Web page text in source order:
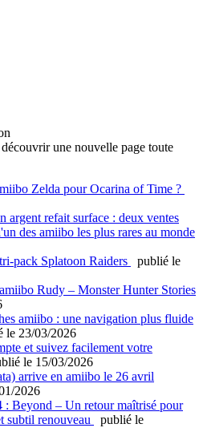
une nouvelle page toute
Zelda pour Ocarina of Time ?
argent refait surface : deux ventes
des amiibo les plus rares au monde
pack Splatoon Raiders
publié le
Rudy – Monster Hunter Stories
amiibo : une navigation plus fluide
le 23/03/2026
et suivez facilement votre
le 15/03/2026
arrive en amiibo le 26 avril
2026
: Beyond – Un retour maîtrisé pour
subtil renouveau
publié le